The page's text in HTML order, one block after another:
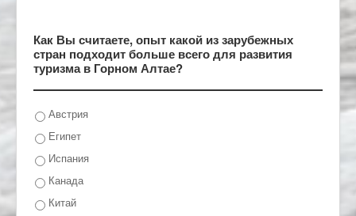
Как Вы считаете, опыт какой из зарубежных
стран подходит больше всего для развития
туризма в Горном Алтае?
Австрия
Египет
Испания
Канада
Китай